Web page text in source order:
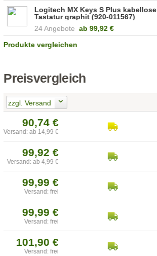
Logitech MX Keys S Plus kabellose
Tastatur graphit (920-011567)
24 Angebote ab 99,92 €
Produkte vergleichen
Preisvergleich
zzgl. Versand
90,74 €
Versand: ab 14,99 €
99,92 €
Versand: ab 4,99 €
99,99 €
Versand: frei
99,99 €
Versand: frei
101,90 €
Versand: frei